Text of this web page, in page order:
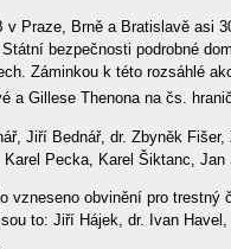
Praze, Brně a Bratislavě asi
bezpečnosti podrobné
Záminkou k této rozsáhlé
a Gillese Thenona na čs.
Jiří Bednář, dr. Zbyněk Fišer,
Pecka, Karel Šiktanc,
vzneseno obvinění pro trestný
to: Jiří Hájek, dr. Ivan